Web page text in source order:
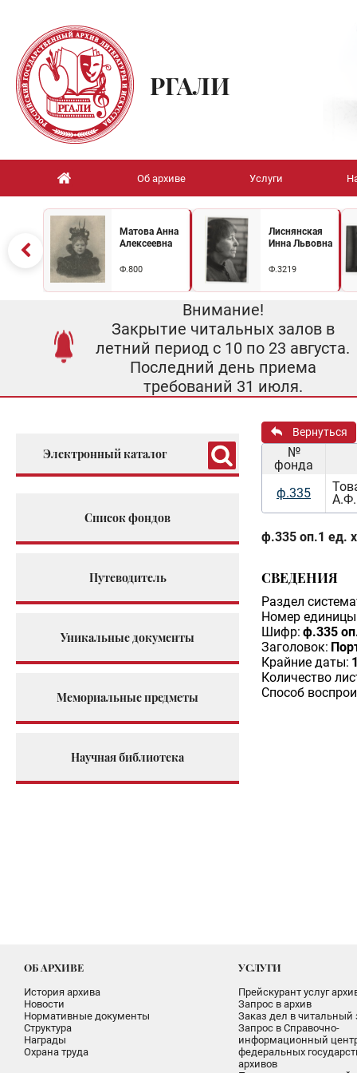
РГАЛИ
Об архиве Услуги
Матова Анна
Алексеевна
Ф.800
Лиснянская
Инна Львовна
Ф.3219
Внимание!
Закрытие читальных залов в
летний период с 10 по 23 августа.
Последний день приема
требований 31 июля.
Электронный каталог
Список фондов
Путеводитель
Уникальные документы
Мемориальные предметы
Научная библиотека
Вернуться
№
фонда
ф.335
А.Ф.
ф.335 оп.1 ед.
СВЕДЕНИЯ
Раздел
Номер единицы
Шифр: ф.335
Заголовок:
Крайние даты:
Количество
Способ
ОБ АРХИВЕ
История архива
Новости
Нормативные документы
Структура
Награды
Охрана труда
УСЛУГИ
Прейскурант услуг
Запрос в архив
Заказ дел в читальный
Запрос в Справочно-
информационный
федеральных
архивов